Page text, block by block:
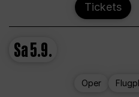
Tickets
Sa5.9.
Oper